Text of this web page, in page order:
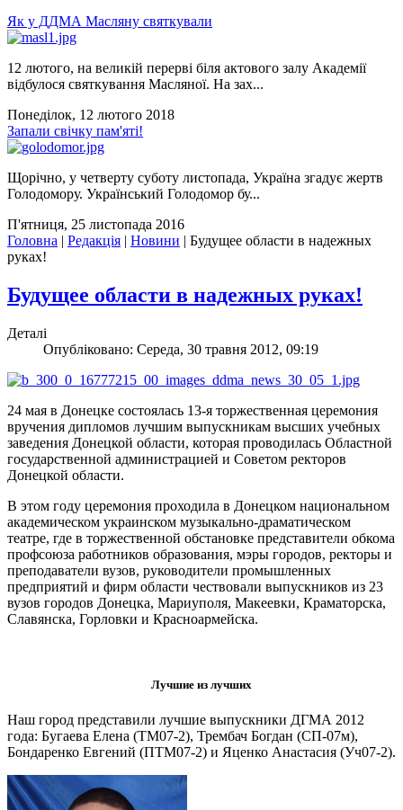
Як у ДДМА Масляну святкували
12 лютого, на великій перерві біля актового залу Академії
відбулося святкування Масляної. На зах...
Понеділок, 12 лютого 2018
Запали свічку пам'яті!
Щорічно, у четверту суботу листопада, Україна згадує жертв
Голодомору. Український Голодомор бу...
П'ятниця, 25 листопада 2016
Головна | Редакція | Новини | Будущее области в надежных
руках!
Будущее области в надежных руках!
Деталі
Опубліковано: Середа, 30 травня 2012, 09:19
24 мая в Донецке состоялась 13-я торжественная церемония
вручения дипломов лучшим выпускникам высших учебных
заведения Донецкой области, которая проводилась Областной
государственной администрацией и Советом ректоров
Донецкой области.
В этом году церемония проходила в Донецком национальном
академическом украинском музыкально-драматическом
театре, где в торжественной обстановке представители обкома
профсоюза работников образования, мэры городов, ректоры и
преподаватели вузов, руководители промышленных
предприятий и фирм области чествовали выпускников из 23
вузов городов Донецка, Мариуполя, Макеевки, Краматорска,
Славянска, Горловки и Красноармейска.
Лучшие из лучших
Наш город представили лучшие выпускники ДГМА 2012
года: Бугаева Елена (ТМ07-2), Трембач Богдан (СП-07м),
Бондаренко Евгений (ПТМ07-2) и Яценко Анастасия (Уч07-2).